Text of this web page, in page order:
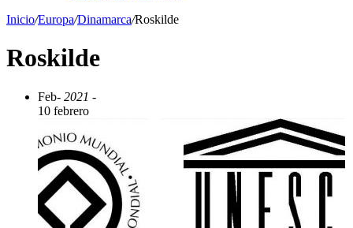
Inicio/Europa/Dinamarca/Roskilde
Roskilde
Feb- 2021 -
10 febrero